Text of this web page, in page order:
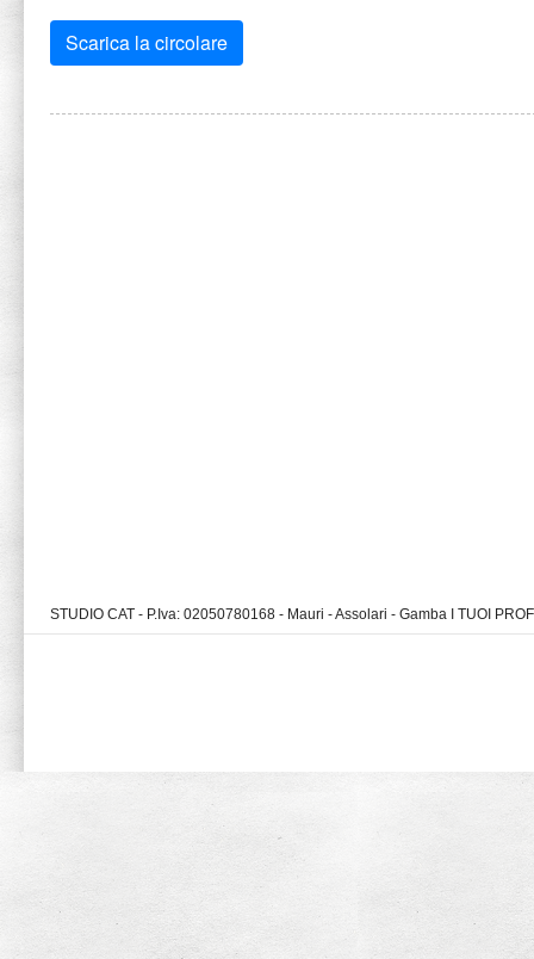
Scarica la circolare
STUDIO CAT - P.Iva: 02050780168 - Mauri - Assolari - Gamba I TUOI